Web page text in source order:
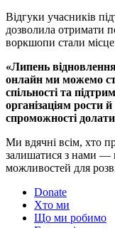
Відгуки учасників
дозволила отримати
воркшопи стали
«Липень
онлайн ми можемо
спільності та
організаціям рости
спроможності
Ми вдячні всім, хто
залишатися з нами —
можливостей для
Donate
Хто ми
Що ми робимо